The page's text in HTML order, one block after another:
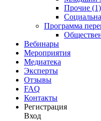
Прочие (1)
Программа
Вебинары
Мероприятия
Медиатека
Эксперты
Отзывы
FAQ
Контакты
Регистрация
Вход